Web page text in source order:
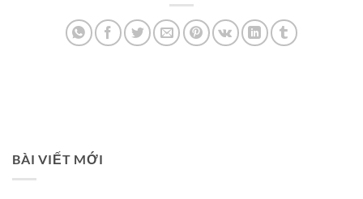
BÀI VIẾT MỚI